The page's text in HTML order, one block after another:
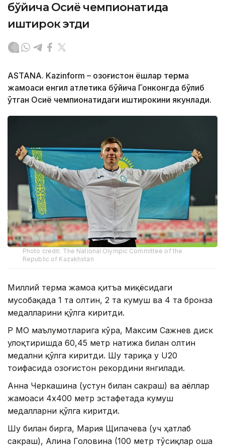
бўйича Осиё чемпионатида
иштирок этди
ASTANA. Kazinform – Қозоғистон ёшлар терма
жамоаси енгил атлетика бўйича Гонконгда бўлиб
ўтган Осиё чемпионатидаги иштирокини якунлади.
Photo credit: The National Olympic Committee of the
Republic of Kazakhstan
Миллий терма жамоа қитъа миқёсидаги
мусобақада 1 та олтин, 2 та кумуш ва 4 та бронза
медалларини қўлга киритди.
ҚР МОҚ маълумотларига кўра, Максим Сажнев диск
улоқтиришда 60,45 метр натижа билан олтин
медални қўлга киритди. Шу тариқа у U20
тоифасида Қозоғистон рекордини янгилади.
Анна Черкашина (устун билан сакраш) ва аёллар
жамоаси 4х400 метр эстафетада кумуш
медалларни қўлга киритди.
Шу билан бирга, Мария Щипачева (уч ҳатлаб
сакраш), Алина Головина (100 метр тўсиқлар оша